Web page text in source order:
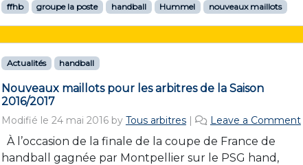
ffhb groupe la poste handball Hummel nouveaux maillots
Actualités handball
Nouveaux maillots pour les arbitres de la Saison
2016/2017
Modifié le 24 mai 2016by Tous arbitres | Leave a Comment
À l’occasion de la finale de la coupe de France de
handball gagnée par Montpellier sur le PSG hand,